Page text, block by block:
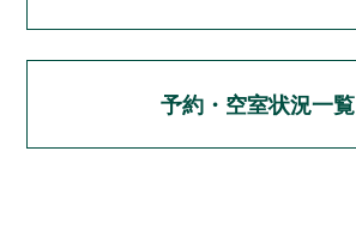
予約・空室状況一覧